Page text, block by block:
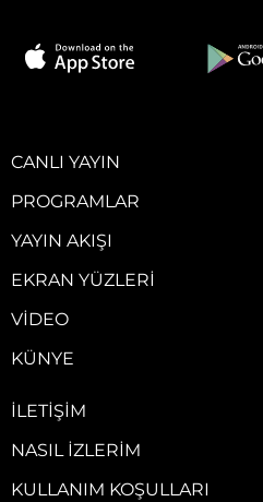
CANLI YAYIN
PROGRAMLAR
YAYIN AKIŞI
EKRAN YÜZLERI
VIDEO
KÜNYE
İLETIŞIM
NASIL İZLERIM
KULLANIM KOŞULLARI